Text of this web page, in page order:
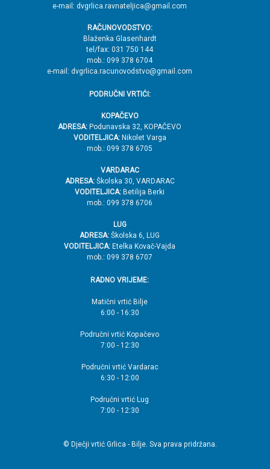
e-mail: dvgrlica.ravnateljica@gmail.com
RAČUNOVODSTVO:
Blaženka Glasenhardt
tel/fax: 031 750 144
mob.: 099 378 6704
e-mail: dvgrlica.racunovodstvo@gmail.com
PODRUČNI VRTIĆI:
KOPAČEVO
ADRESA: Podunavska 32, KOPAČEVO
VODITELJICA:Nikolet Varga
mob.: 099 378 6705
VARDARAC
ADRESA:Školska 30, VARDARAC
VODITELJICA: Betilija Berki
mob.: 099 378 6706
LUG
ADRESA: Školska 6, LUG
VODITELJICA: Etelka Kovač-Vajda
mob.: 099 378 6707
RADNO VRIJEME:
Matični vrtić Bilje
6:00 - 16:30
Područni vrtić Kopačevo
7:00 - 12:30
Područni vrtić Vardarac
6:30 - 12:00
Područni vrtić Lug
7:00 - 12:30
© Dječji vrtić Grlica - Bilje. Sva prava pridržana.